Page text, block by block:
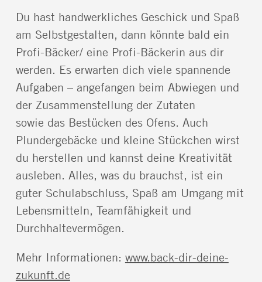
Du hast handwerkliches Geschick und Spaß
am Selbstgestalten, dann könnte bald ein
Profi-Bäcker/ eine Profi-Bäckerin aus dir
werden. Es erwarten dich viele spannende
Aufgaben – angefangen beim Abwiegen und
der Zusammenstellung der Zutaten
sowie das Bestücken des Ofens. Auch
Plundergebäcke und kleine Stückchen wirst
du herstellen und kannst deine Kreativität
ausleben. Alles, was du brauchst, ist ein
guter Schulabschluss, Spaß am Umgang mit
Lebensmitteln, Teamfähigkeit und
Durchhaltevermögen.
Mehr Informationen: www.back-dir-deine-
zukunft.de